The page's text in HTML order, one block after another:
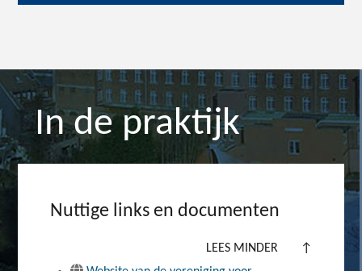
In de praktijk
Nuttige links en documenten
LEES MINDER
↑